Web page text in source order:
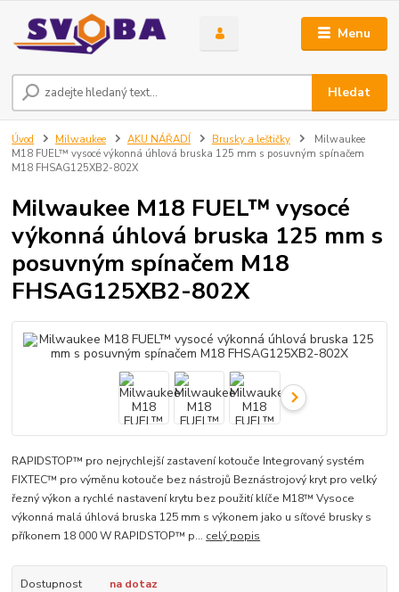
Menu
Hledat
Úvod Milwaukee AKU NÁŘADÍ Brusky a leštičky
Milwaukee
M18 FUEL™ vysocé výkonná úhlová bruska 125 mm s posuvným spínačem
M18 FHSAG125XB2-802X
Milwaukee M18 FUEL™ vysocé
výkonná úhlová bruska 125 mm s
posuvným spínačem M18
FHSAG125XB2-802X
RAPIDSTOP™ pro nejrychlejší zastavení kotouče Integrovaný systém
FIXTEC™ pro výměnu kotouče bez nástrojů Beznástrojový kryt pro velký
řezný výkon a rychlé nastavení krytu bez použití klíče M18™ Vysoce
výkonná malá úhlová bruska 125 mm s výkonem jako u síťové brusky s
příkonem 18 000 W RAPIDSTOP™ p... celý popis
Dostupnost na dotaz